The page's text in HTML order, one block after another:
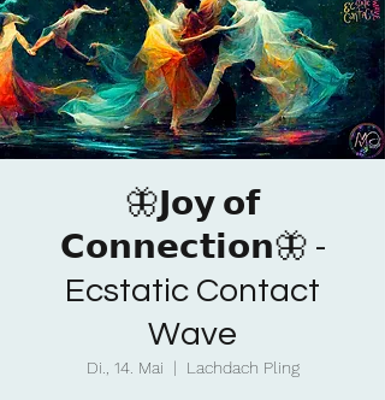
🦋𝗝𝗼𝘆 𝗼𝗳
𝗖𝗼𝗻𝗻𝗲𝗰𝘁𝗶𝗼𝗻🦋 -
Ecstatic Contact
Wave
Di., 14. Mai
  |
Lachdach Pling